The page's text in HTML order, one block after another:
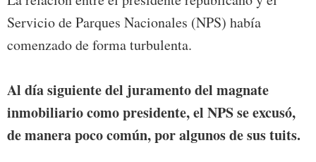
Servicio de Parques Nacionales (NPS) había
comenzado de forma turbulenta.
Al día siguiente del juramento del magnate
inmobiliario como presidente, el NPS se excusó,
de manera poco común, por algunos de sus tuits.